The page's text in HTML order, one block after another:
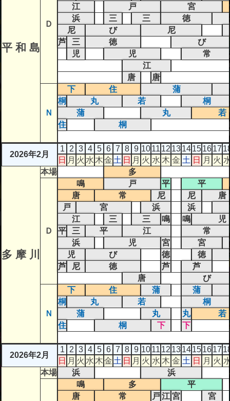
平 和 島
Ｄ
江
戸
宮
浜
三 三
徳
尼
び
尼
芦
三 徳
び
児
児
常
江
唐
唐
Ｎ
下 住
蒲
桐
丸 若
桐
蒲
丸
若
住
桐
2026年2月
1 2 3 4 5 6 7 8 9 1011 12 1314151617
日 月 火 水 木金 土 日 月 火 水 木 金 土 日 月 火
多 摩 川
本場 多
Ｄ
鳴 戸 平
平
唐
常 尼 尼
唐
戸
宮 浜
浜
江
三 三 鳴 鳴
児
平
三 平 江
常
浜
児 宮
宮
児
び 徳
徳
芦
尼 徳 芦
芦
唐
び
Ｎ
下 住 蒲
蒲
桐
丸 若
桐
蒲
丸 丸
若
住
桐 下 下
2026年2月
1 2 3 4 5 6 7 8 9 1011 12 1314151617
日 月 火 水 木金 土 日 月 火 水 木 金 土 日 月 火
本場 浜 浜
鳴 多
平
唐
常 戸江 宮
宮